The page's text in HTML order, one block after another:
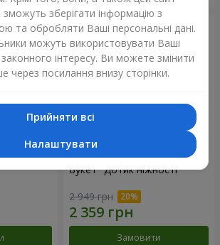
Букет "Дотик ніжності"
2 949 грн
Замовити
зберігати інформацію з
та обробляти Ваші персональні дані.
можуть використовувати Ваші
законного інтересу. Ви можете змінити
через посилання внизу сторінки.
Прийняти всі
Налаштувати